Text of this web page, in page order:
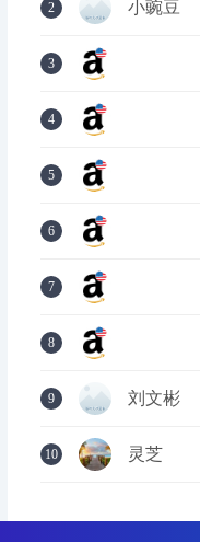
2 小豌豆
3
4
5
6
7
8
9 刘文彬
10 灵芝